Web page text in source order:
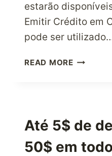
estarão
Emitir Crédito em
pode ser
READ MOREA
SERVIÇO
DE
CUPÕES
Até 5$ de
50$ em